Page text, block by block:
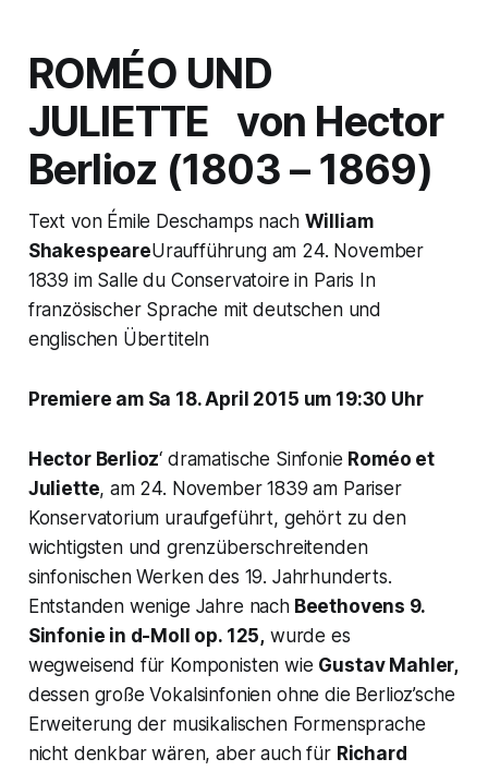
ROMÉO UND
JULIETTE von Hector
Berlioz (1803 – 1869)
Text von Émile Deschamps nach William
ShakespeareUraufführung am 24. November
1839 im Salle du Conservatoire in Paris In
französischer Sprache mit deutschen und
englischen Übertiteln
Premiere am Sa 18. April 2015 um 19:30 Uhr
Hector Berlioz‘ dramatische Sinfonie Roméo et
Juliette, am 24. November 1839 am Pariser
Konservatorium uraufgeführt, gehört zu den
wichtigsten und grenzüberschreitenden
sinfonischen Werken des 19. Jahrhunderts.
Entstanden wenige Jahre nachBeethovens 9.
Sinfonie in d-Moll op. 125, wurde es
wegweisend für Komponisten wie Gustav Mahler,
dessen große Vokalsinfonien ohne die Berlioz’sche
Erweiterung der musikalischen Formensprache
nicht denkbar wären, aber auch für Richard